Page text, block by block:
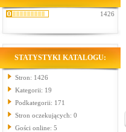
1426
STATYSTYKI KATALOGU:
Stron: 1426
Kategorii: 19
Podkategorii: 171
Stron oczekujących: 0
Gości online: 5